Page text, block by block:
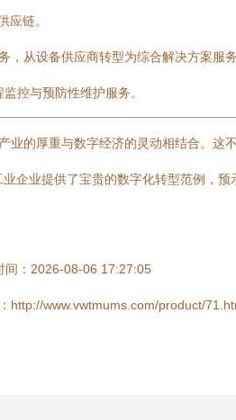
应链。
，从设备供应商转型为综合解决方案服务
控与预防性维护服务。
的厚重与数字经济的灵动相结合。这
企业提供了宝贵的数字化转型范例，
间：2026-08-06 17:27:05
http://www.vwtmums.com/product/